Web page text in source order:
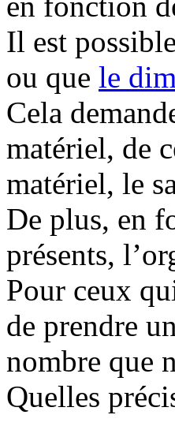
Il est
ou que le
Cela
matériel, de
matériel, le
De plus, en
présents,
Pour ceux
de prendre
nombre que
Quelles